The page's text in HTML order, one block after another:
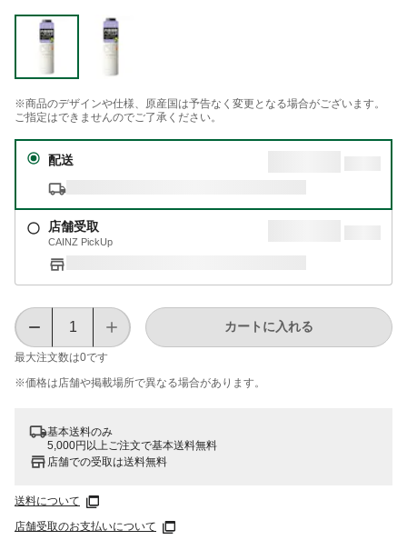
※商品のデザインや仕様、原産国は予告なく変更となる場合がございます。
ご指定はできませんのでご了承ください。
配送
店舗受取
CAINZ PickUp
最大注文数は0です
カートに入れる
※価格は​店舗や​掲載場所で​異なる​場合が​あります。
基本送料のみ
5,000円以上ご注文で基本送料無料
店舗での受取は送料無料
送料について
店舗受取のお支払いについて